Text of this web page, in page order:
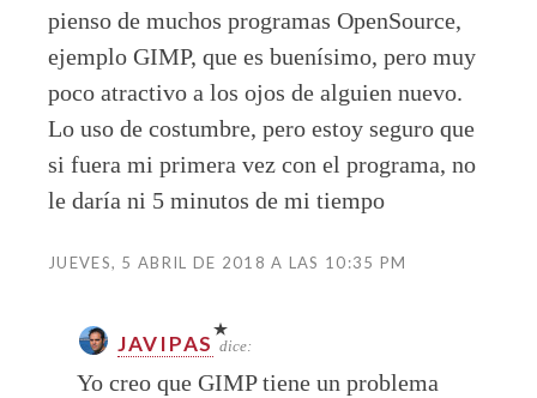
pienso de muchos programas OpenSource,
ejemplo GIMP, que es buenísimo, pero muy
poco atractivo a los ojos de alguien nuevo.
Lo uso de costumbre, pero estoy seguro que
si fuera mi primera vez con el programa, no
le daría ni 5 minutos de mi tiempo
JUEVES, 5 ABRIL DE 2018 A LAS 10:35 PM
JAVIPAS dice:
Yo creo que GIMP tiene un problema